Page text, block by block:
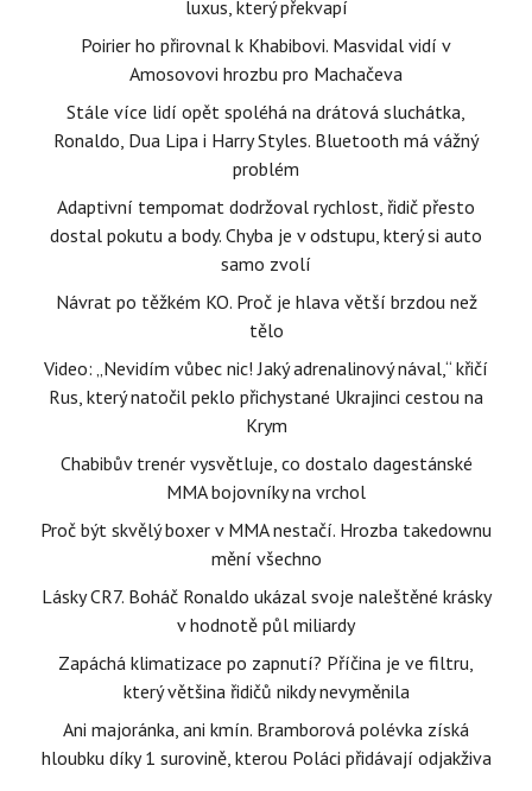
luxus, který překvapí
Poirier ho přirovnal k Khabibovi. Masvidal vidí v
Amosovovi hrozbu pro Machačeva
Stále více lidí opět spoléhá na drátová sluchátka,
Ronaldo, Dua Lipa i Harry Styles. Bluetooth má vážný
problém
Adaptivní tempomat dodržoval rychlost, řidič přesto
dostal pokutu a body. Chyba je v odstupu, který si auto
samo zvolí
Návrat po těžkém KO. Proč je hlava větší brzdou než
tělo
Video: „Nevidím vůbec nic! Jaký adrenalinový nával,“ křičí
Rus, který natočil peklo přichystané Ukrajinci cestou na
Krym
Chabibův trenér vysvětluje, co dostalo dagestánské
MMA bojovníky na vrchol
Proč být skvělý boxer v MMA nestačí. Hrozba takedownu
mění všechno
Lásky CR7. Boháč Ronaldo ukázal svoje naleštěné krásky
v hodnotě půl miliardy
Zapáchá klimatizace po zapnutí? Příčina je ve filtru,
který většina řidičů nikdy nevyměnila
Ani majoránka, ani kmín. Bramborová polévka získá
hloubku díky 1 surovině, kterou Poláci přidávají odjakživa